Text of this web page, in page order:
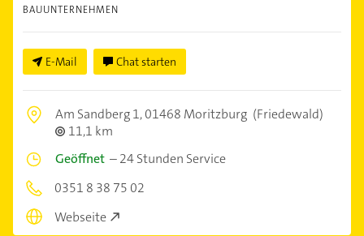
BAUUNTERNEHMEN
E-Mail Chat starten
Am Sandberg 1,01468 Moritzburg (Friedewald)
11,1 km
Geöffnet –24 Stunden Service
0351 8 38 75 02
Webseite